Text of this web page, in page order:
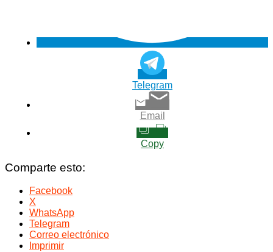
Telegram
Email
Copy
Comparte esto:
Facebook
X
WhatsApp
Telegram
Correo electrónico
Imprimir